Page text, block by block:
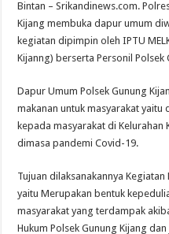
Bintan – Srikandinews.com.
Kijang membuka dapur umum
kegiatan dipimpin oleh IPTU
Kijanng) berserta Personil Polsek
Dapur Umum Polsek Gunung
makanan untuk masyarakat yaitu
kepada masyarakat di Kelurahan
dimasa pandemi Covid-19.
Tujuan dilaksanakannya
yaitu Merupakan bentuk
masyarakat yang terdampak
Hukum Polsek Gunung Kijang